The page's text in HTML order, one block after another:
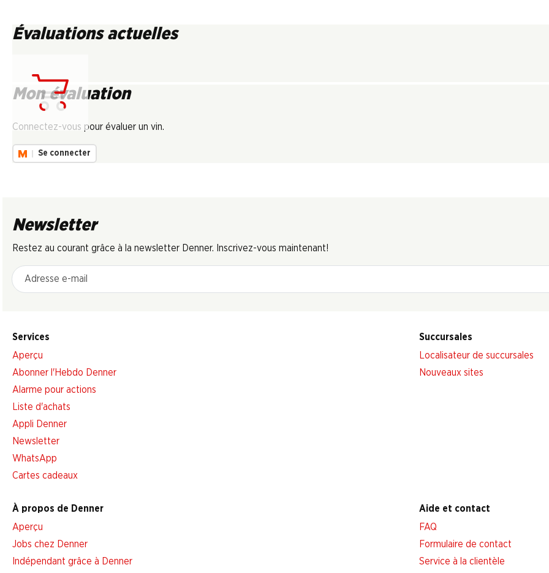
Évaluations actuelles
Mon évaluation
Connectez-vous pour évaluer un vin.
Se connecter
Newsletter
Restez au courant grâce à la newsletter Denner. Inscrivez-vous maintenant!
Adresse e-mail
Services
Aperçu
Abonner l'Hebdo Denner
Alarme pour actions
Liste d'achats
Appli Denner
Newsletter
WhatsApp
Cartes cadeaux
Succursales
Localisateur de succursales
Nouveaux sites
À propos de Denner
Aperçu
Jobs chez Denner
Indépendant grâce à Denner
Aide et contact
FAQ
Formulaire de contact
Service à la clientèle